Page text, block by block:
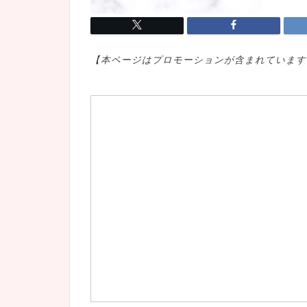
【本ページはプロモ ーションが含まれていま